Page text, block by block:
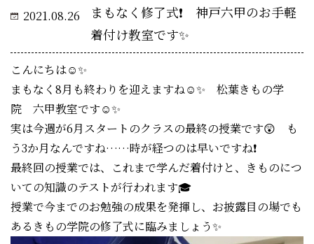
2021.08.26
まもなく修了式❗ 神戸六甲のお手軽
着付け教室です✨
こんにちは☺️✨
まもなく8月も終わりを迎えますね☺️✨ 松葉きもの学
院 六甲教室です☺️✨
実は今週が6月スタートのクラスの最終の授業です😲 も
う3か月なんですね……時が経つのは早いですね❗
最終回の授業では、これまで学んだ着付けと、きものにつ
いての知識のテストが行われます🎓
授業で今までのお勉強の成果を発揮し、お披露目の場でも
あるきもの学院の修了式に臨みましょう✨